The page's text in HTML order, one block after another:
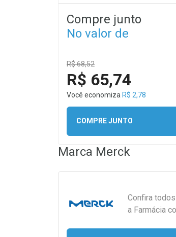
Compre junto
No valor de
R$ 68,52
R$ 65,74
Você economiza R$ 2,78
COMPRE JUNTO
Marca Merck
Confira
a Farmácia